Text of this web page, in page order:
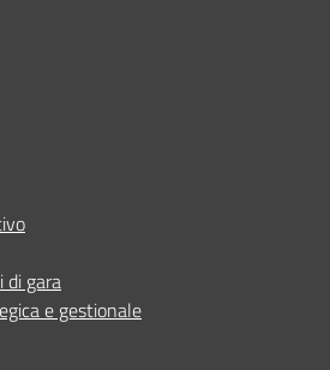
di gara
e gestionale